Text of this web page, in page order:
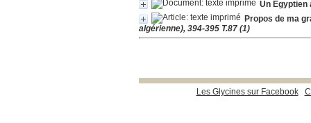
Un Egyptien
Propos de ma
algérienne), 394-395 T.87 (1)
Les Glycines sur Facebook